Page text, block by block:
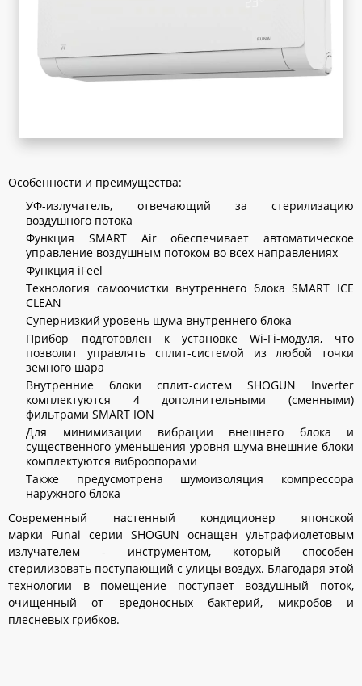
Особенности и преимущества:
УФ-излучатель, отвечающий за стерилизацию
воздушного потока
Функция SMART Air обеспечивает автоматическое
управление воздушным потоком во всех направлениях
Функция iFeel
Технология самоочистки внутреннего блока SMART ICE
CLEAN
Супернизкий уровень шума внутреннего блока
Прибор подготовлен к установке Wi-Fi-модуля, что
позволит управлять сплит-системой из любой точки
земного шара
Внутренние блоки сплит-систем SHOGUN Inverter
комплектуются 4 дополнительными (сменными)
фильтрами SMART ION
Для минимизации вибрации внешнего блока и
существенного уменьшения уровня шума внешние блоки
комплектуются виброопорами
Также предусмотрена шумоизоляция компрессора
наружного блока
Современный настенный кондиционер японской
марки Funai серии SHOGUN оснащен ультрафиолетовым
излучателем - инструментом, который способен
стерилизовать поступающий с улицы воздух. Благодаря этой
технологии в помещение поступает воздушный поток,
очищенный от вредоносных бактерий, микробов и
плесневых грибков.